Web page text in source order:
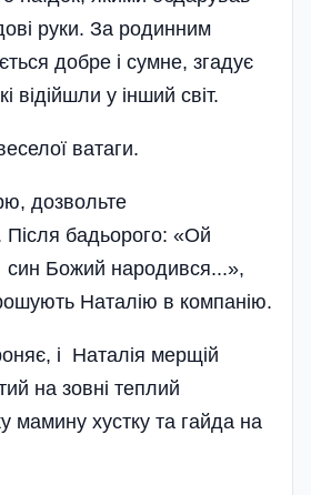
руки. За родинним
добре і сумне, згадує
відійшли у інший світ.
ватаги.
дозвольте
Після бадьорого: «Ой
Божий народився...»,
Наталію в компанію.
і Наталія мерщій
на зовні теплий
мамину хустку та гайда на